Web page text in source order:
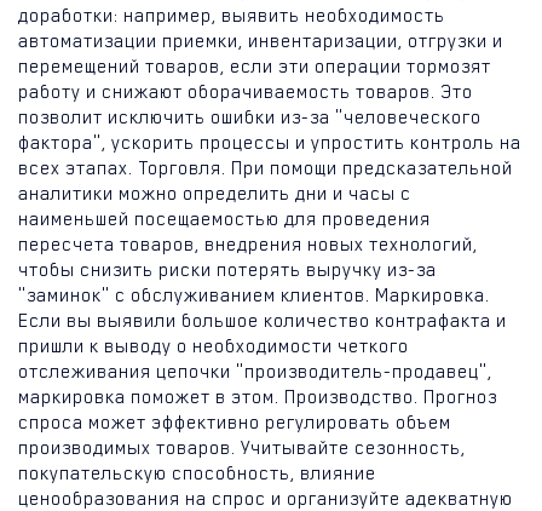
доработки: например, выявить необходимость
автоматизации приемки, инвентаризации, отгрузки и
перемещений товаров, если эти операции тормозят
работу и снижают оборачиваемость товаров. Это
позволит исключить ошибки из-за "человеческого
фактора", ускорить процессы и упростить контроль на
всех этапах. Торговля. При помощи предсказательной
аналитики можно определить дни и часы с
наименьшей посещаемостью для проведения
пересчета товаров, внедрения новых технологий,
чтобы снизить риски потерять выручку из-за
"заминок" с обслуживанием клиентов. Маркировка.
Если вы выявили большое количество контрафакта и
пришли к выводу о необходимости четкого
отслеживания цепочки "производитель-продавец",
маркировка поможет в этом. Производство. Прогноз
спроса может эффективно регулировать объем
производимых товаров. Учитывайте сезонность,
покупательскую способность, влияние
ценообразования на спрос и организуйте адекватную